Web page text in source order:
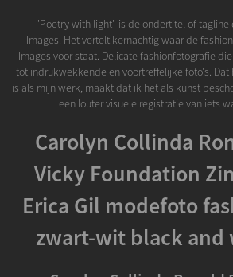
"Poetry with light" is de ondertitel of tagline
Images. Het vertelt kernachtig waar de
Images voor staat. Delicate fashionfotografie
tot indrukwekkende en voortreffelijke foto's.
is als mijn werk, maakt dat ik het als kunst
een louter visuele registratie van iets
Carolyn Collinda
Vicky Foundation
Erica Gil modefoto
zwart-wit black and